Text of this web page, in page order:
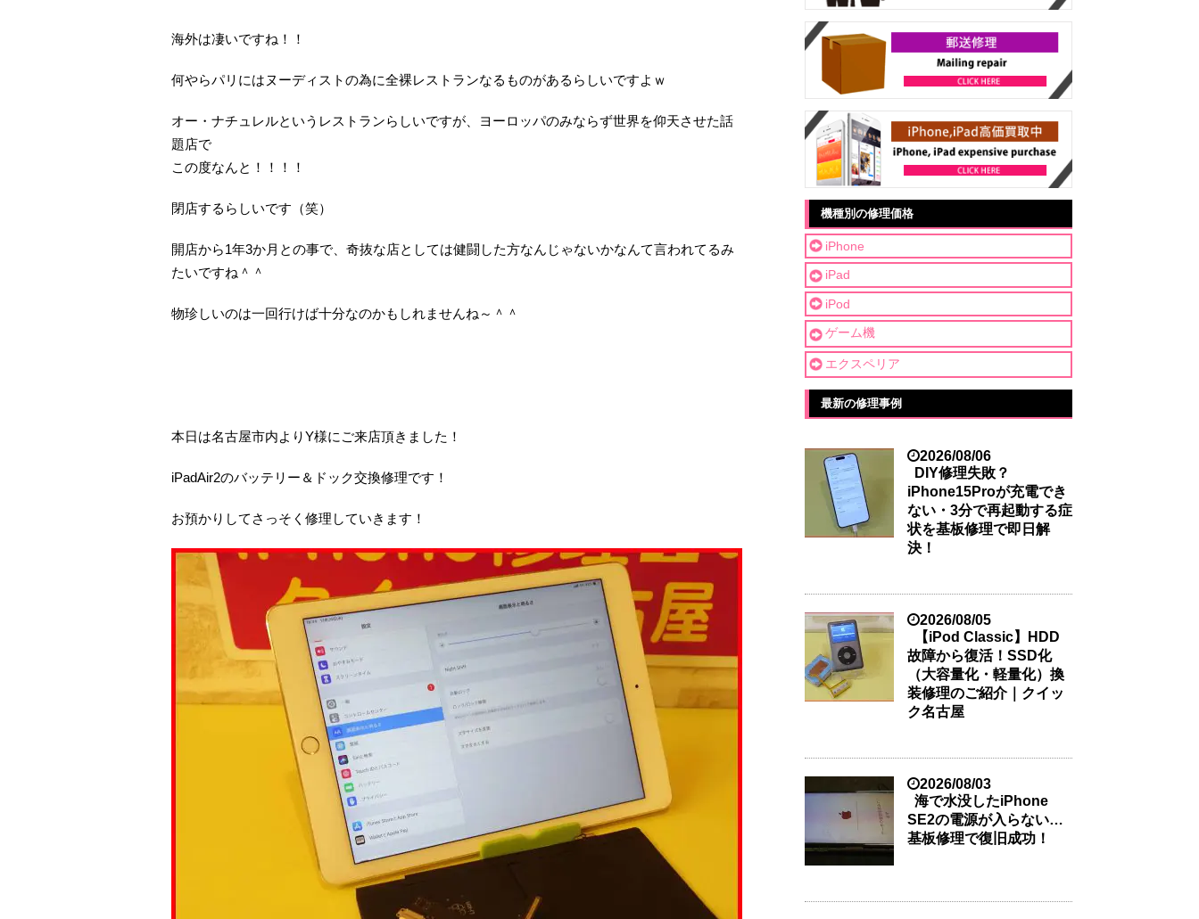
海外は凄いですね！！
何やらパリにはヌーディストの為に全裸レストランなるものがあるらしいですよｗ
オー・ナチュレルというレストランらしいですが、ヨーロッパのみならず世界を仰天させた話
題店で
この度なんと！！！！
閉店するらしいです（笑）
開店から1年3か月との事で、奇抜な店としては健闘した方なんじゃないかなんて言われてるみ
たいですね＾＾
物珍しいのは一回行けば十分なのかもしれませんね～＾＾
本日は名古屋市内よりY様にご来店頂きました！
iPadAir2のバッテリー＆ドック交換修理です！
お預かりしてさっそく修理していきます！
機種別の修理価格
iPhone
iPad
iPod
ゲーム機
エクスペリア
最新の修理事例
2026/08/06
DIY修理失敗？
iPhone15Proが充電でき
ない・3分で再起動する症
状を基板修理で即日解
決！
2026/08/05
【iPod Classic】HDD
故障から復活！SSD化
（大容量化・軽量化）換
装修理のご紹介｜クイッ
ク名古屋
2026/08/03
海で水没したiPhone
SE2の電源が入らない…
基板修理で復旧成功！